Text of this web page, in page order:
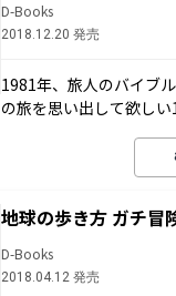
D-Books
2018.12.20 発売
1981年、旅人のバイブ
の旅を思い出して欲しい
地球の歩き方 ガチ冒
D-Books
2018.04.12 発売